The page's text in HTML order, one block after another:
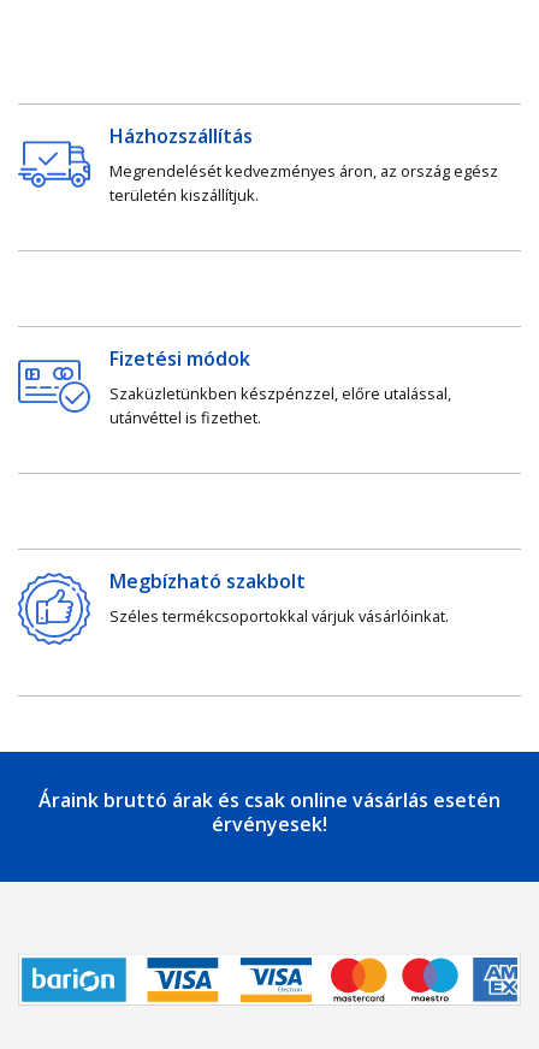
Házhozszállítás
Megrendelését kedvezményes áron, az ország egész
területén kiszállítjuk.
Fizetési módok
Szaküzletünkben készpénzzel, előre utalással,
utánvéttel is fizethet.
Megbízható szakbolt
Széles termékcsoportokkal várjuk vásárlóinkat.
Áraink bruttó árak és csak online vásárlás esetén
érvényesek!